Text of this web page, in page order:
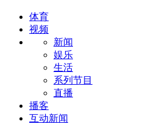
体育
视频
新闻
娱乐
生活
系列节目
直播
播客
互动新闻